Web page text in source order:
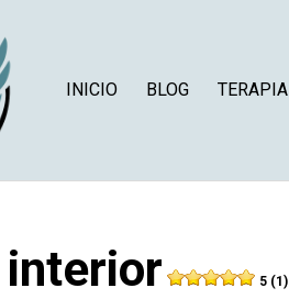
INICIO
BLOG
interior 5 (1)